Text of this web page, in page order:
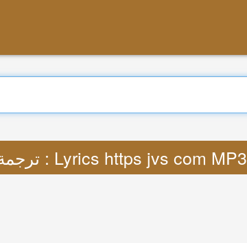
ترجمة : Lyrics https jvs com MP3